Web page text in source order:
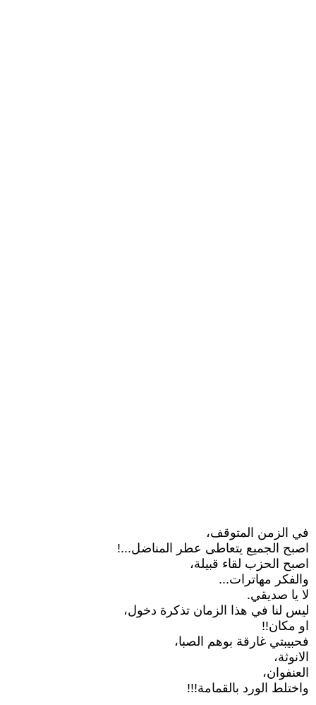
في الزمن المتوقف،
اصبح الجميع يتعاطى عطر المناضل...!
اصبح الحزب لقاء قبيلة،
والفكر مهاترات...
لا يا صديقي.
ليس لنا في هذا الزمان تذكرة دخول،
او مكان!!
فحبيبتي غارقة بوهم الصبا،
الانوثة،
العنفوان،
واختلط الورد بالقمامة!!!